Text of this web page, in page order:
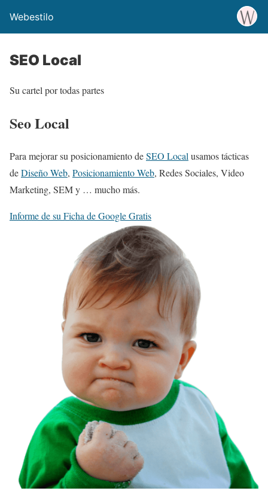
Webestilo
SEO Local
Su cartel por todas partes
Seo Local
Para mejorar su posicionamiento deSEO Local usamos tácticas
deDiseño Web, Posicionamiento Web, Redes Sociales, Video
Marketing, SEM y … mucho más.
Informe de su Ficha de Google Gratis